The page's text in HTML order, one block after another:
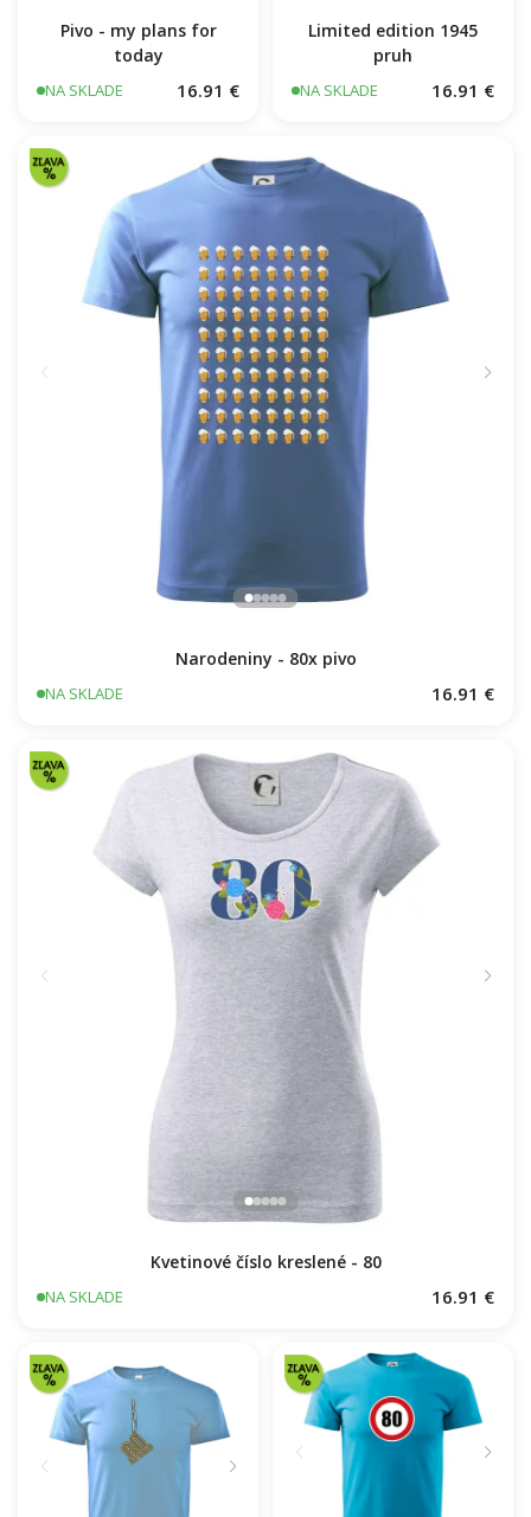
Pivo - my plans for
today
NA SKLADE 16.91 €
Limited edition 1945
pruh
NA SKLADE 16.91 €
Narodeniny - 80x pivo
NA SKLADE 16.91 €
Kvetinové číslo kreslené - 80
NA SKLADE 16.91 €